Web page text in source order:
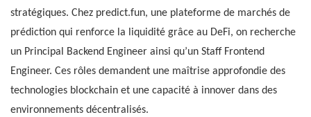
stratégiques. Chez predict.fun, une plateforme de marchés de
prédiction qui renforce la liquidité grâce au DeFi, on recherche
un Principal Backend Engineer ainsi qu’un Staff Frontend
Engineer. Ces rôles demandent une maîtrise approfondie des
technologies blockchain et une capacité à innover dans des
environnements décentralisés.